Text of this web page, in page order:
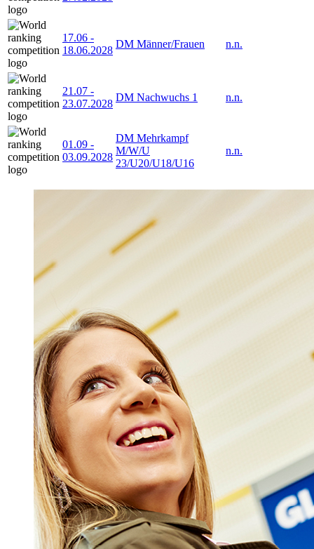
17.06 -
18.06.2028
DM Männer/Frauen n.n.
21.07 -
23.07.2028
DM Nachwuchs 1 n.n.
01.09 -
03.09.2028
DM Mehrkampf
M/W/U
23/U20/U18/U16
n.n.